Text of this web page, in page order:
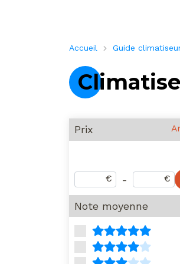
Accueil Guide
Prix
€ - €
Note moyenne